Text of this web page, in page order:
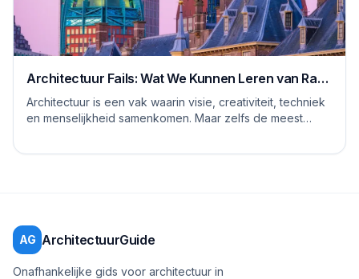
Architectuur Fails: Wat We Kunnen Leren van Rare
Ontwerpen
Architectuur is een vak waarin visie, creativiteit, techniek
en menselijkheid samenkomen. Maar zelfs de meest
AG ArchitectuurGuide
Onafhankelijke gids voor architectuur in